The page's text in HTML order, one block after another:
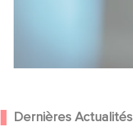
Dernières Actualités